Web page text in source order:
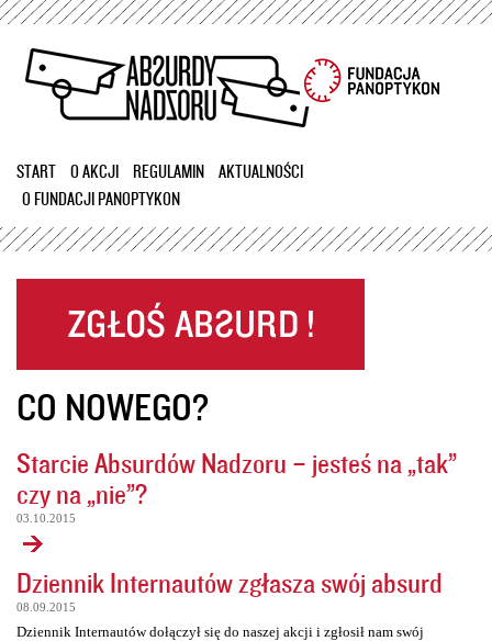
Przejdź
treści
START O AKCJI REGULAMIN
AKTUALNOŚCI
O FUNDACJI PANOPTYKON
CO NOWEGO?
Starcie Absurdów Nadzoru – jesteś na „tak”
czy na „nie”?
03.10.2015
Dziennik Internautów zgłasza swój absurd
08.09.2015
Dziennik Internautów dołączył się do naszej akcji i zgłosił nam swój